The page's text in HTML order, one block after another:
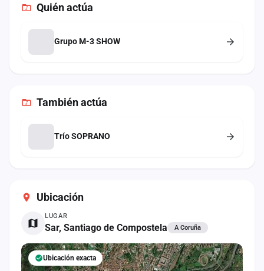
Ubicación
LUGAR
Sar, Santiago de Compostela A Coruña
Ubicación exacta
Quién actúa
Grupo M-3 SHOW
Tambiénactúa
Trío SOPRANO